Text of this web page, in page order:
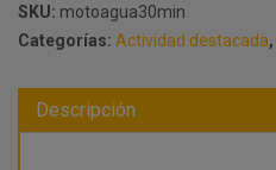
SKU: motoagua30min
Categorías: Actividad destacada,
Descripción